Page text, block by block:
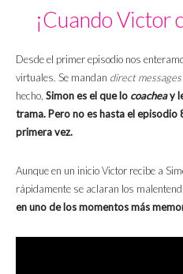
¡Cuando Victor
Desde el primer episodio nos
virtuales. Se mandan direct messages
hecho, Simon es el que lo coacheay
trama. Pero no es hasta el episodio
primera vez.
Aunque en un inicio Victor recibe a
rápidamente se aclaran los
en uno de los momentos más